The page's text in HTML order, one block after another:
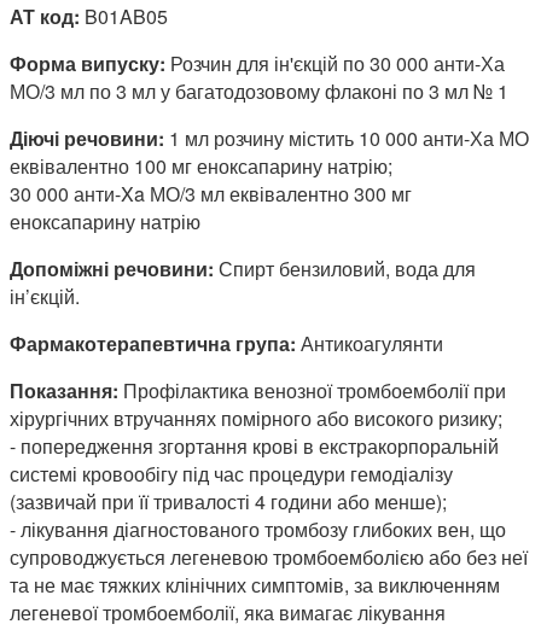
АТ код: B01AB05
Форма випуску: Розчин для ін'єкцій по 30 000 анти-Ха
МО/3 мл по 3 мл у багатодозовому флаконі по 3 мл № 1
Діючі речовини: 1 мл розчину містить 10 000 анти-Ха МО
еквівалентно 100 мг еноксапарину натрію;
30 000 анти-Xa МО/3 мл еквівалентно 300 мг
еноксапарину натрію
Допоміжні речовини: Спирт бензиловий, вода для
ін’єкцій.
Фармакотерапевтична група: Антикоагулянти
Показання: Профілактика венозної тромбоемболії при
хірургічних втручаннях помірного або високого ризику;
- попередження згортання крові в екстракорпоральній
системі кровообігу під час процедури гемодіалізу
(зазвичай при її тривалості 4 години або менше);
- лікування діагностованого тромбозу глибоких вен, що
супроводжується легеневою тромбоемболією або без неї
та не має тяжких клінічних симптомів, за виключенням
легеневої тромбоемболії, яка вимагає лікування